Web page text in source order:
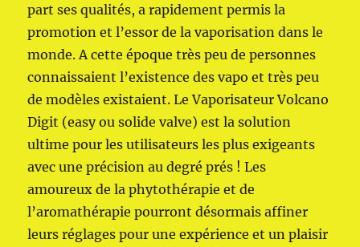
part ses qualités, a rapidement permis la
promotion et l’essor de la vaporisation dans le
monde. A cette époque très peu de personnes
connaissaient l’existence des vapo et très peu
de modèles existaient. Le Vaporisateur Volcano
Digit (easy ou solide valve) est la solution
ultime pour les utilisateurs les plus exigeants
avec une précision au degré prés ! Les
amoureux de la phytothérapie et de
l’aromathérapie pourront désormais affiner
leurs réglages pour une expérience et un plaisir